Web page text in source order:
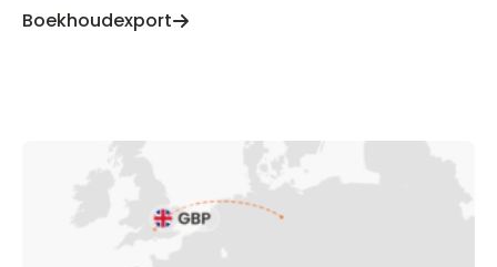
Boekhoudexport